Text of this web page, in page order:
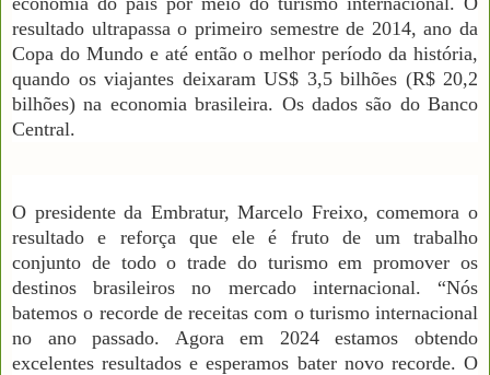
resultado ultrapassa o primeiro semestre de 2014, ano da
Copa do Mundo e até então o melhor período da história,
quando os viajantes deixaram US$ 3,5 bilhões (R$ 20,2
bilhões) na economia brasileira. Os dados são do Banco
Central.
O presidente da Embratur, Marcelo Freixo, comemora o
resultado e reforça que ele é fruto de um trabalho
conjunto de todo o trade do turismo em promover os
destinos brasileiros no mercado internacional. “Nós
batemos o recorde de receitas com o turismo internacional
no ano passado. Agora em 2024 estamos obtendo
excelentes resultados e esperamos bater novo recorde. O